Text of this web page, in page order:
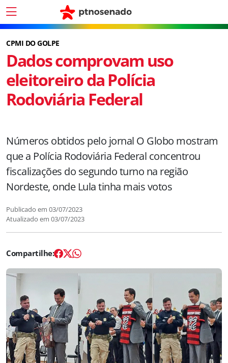
CPMI DO GOLPE
Dados comprovam uso
eleitoreiro da Polícia
Rodoviária Federal
Números obtidos pelo jornal O Globo mostram
que a Polícia Rodoviária Federal concentrou
fiscalizações do segundo turno na região
Nordeste, onde Lula tinha mais votos
Publicado em 03/07/2023
Atualizado em 03/07/2023